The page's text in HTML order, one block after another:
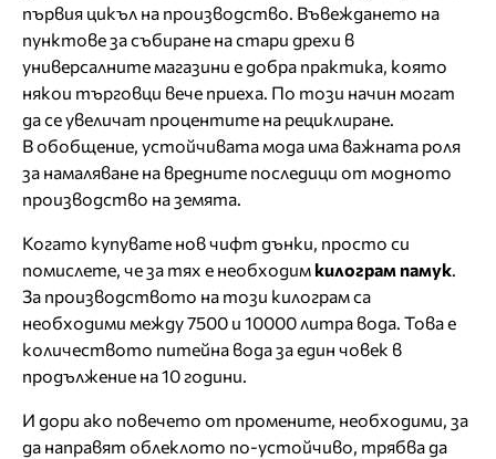
първия цикъл на производство. Въвеждането на
пунктове за събиране на стари дрехи в
универсалните магазини е добра практика, която
някои търговци вече приеха. По този начин могат
да се увеличат процентите на рециклиране.
В обобщение, устойчивата мода има важната роля
за намаляване на вредните последици от модното
производство на земята.
Когато купувате нов чифт дънки, просто си
помислете, че за тях е необходим килограм памук.
За производството на този килограм са
необходими между 7500 и 10000 литра вода. Това е
количеството питейна вода за един човек в
продължение на 10 години.
И дори ако повечето от промените, необходими, за
да направят облеклото по-устойчиво, трябва да